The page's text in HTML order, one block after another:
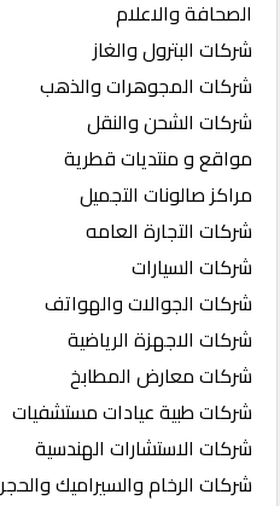
الصحافة والاعلام
شركات البترول والغاز
شركات المجوهرات والذهب
شركات الشحن والنقل
مواقع و منتديات قطرية
مراكز صالونات التجميل
شركات التجارة العامه
شركات السيارات
شركات الجوالات والهواتف
شركات الاجهزة الرياضية
شركات معارض المطابخ
شركات طبية عيادات مستشفيات
شركات الاستشارات الهندسية
شركات الرخام والسيراميك والحجر